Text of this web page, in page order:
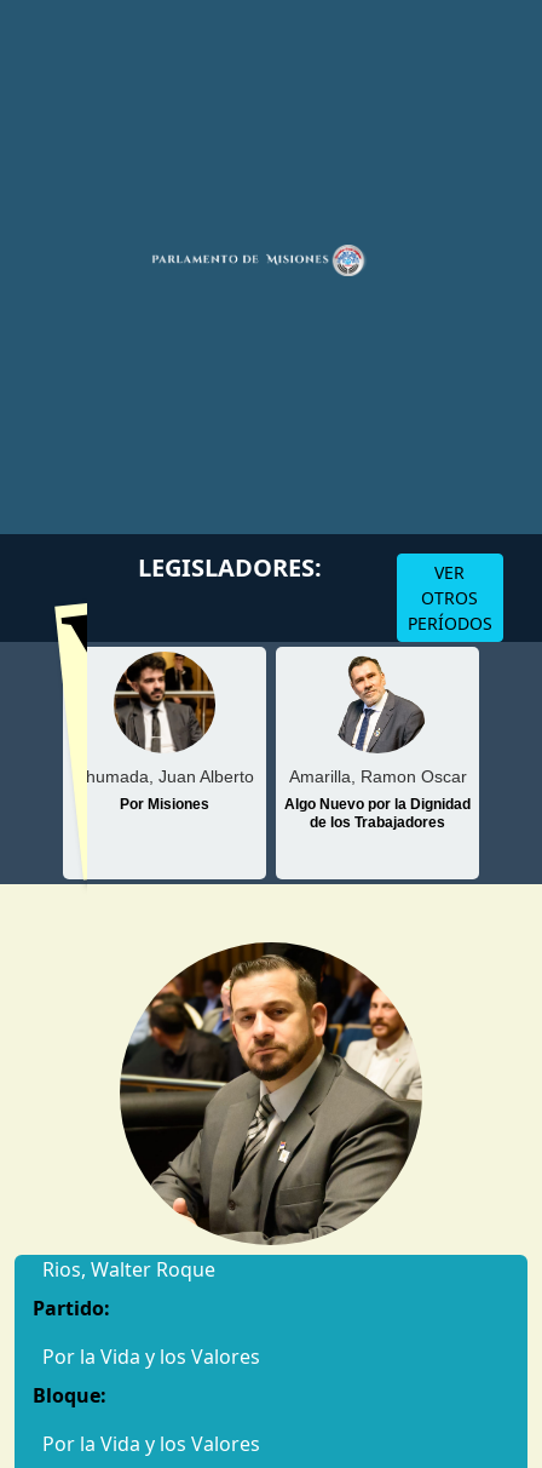
Volver
LEGISLADORES:
VER
OTROS
PERÍODOS
Ahumada, Juan Alberto
Por Misiones
Amarilla, Ramon Oscar
Algo Nuevo por la Dignidad
de los Trabajadores
Rios, Walter Roque
Partido:
Por la Vida y los Valores
Bloque:
Por la Vida y los Valores